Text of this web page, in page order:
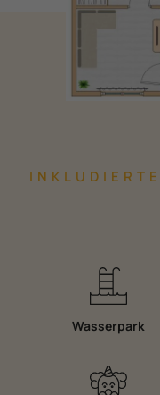
Wasserpark